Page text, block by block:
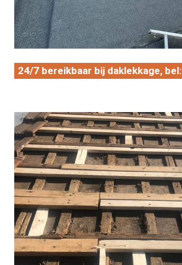
24/7 bereikbaar bij daklekkage, bel: